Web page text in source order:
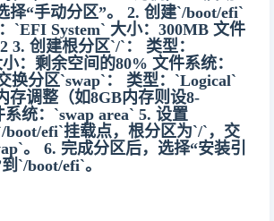
择“手动分区”。 2. 创建`/boot/efi`
`EFI System` 大小：300MB 文件
3. 创建根分区`/`： 类型：
：剩余空间的80% 文件系统：
换分区`swap`： 类型：`Logical`
存调整（如8GB内存则设8-
系统：`swap area` 5. 设置
boot/efi`挂载点，根分区为`/`，交
。 6. 完成分区后，选择“安装引
`/boot/efi`。